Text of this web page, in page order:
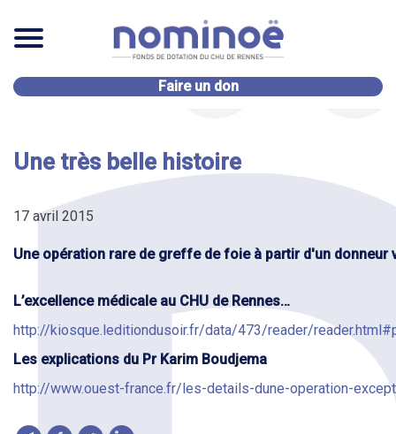
Faire un don
Une très belle histoire
17 avril 2015
Une opération rare de greffe de foie à partir d'un donneur
L’excellence médicale au CHU de Rennes…
http://kiosque.leditiondusoir.fr/data/473/reader/
Les explications du Pr Karim Boudjema
http://www.ouest-france.fr/les-details-dune-operation-